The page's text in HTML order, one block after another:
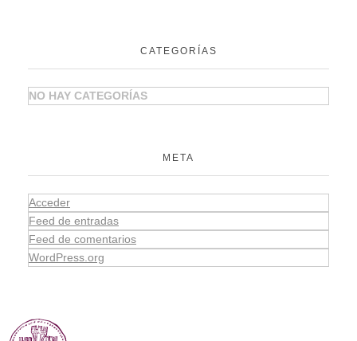
CATEGORÍAS
NO HAY CATEGORÍAS
META
Acceder
Feed de entradas
Feed de comentarios
WordPress.org